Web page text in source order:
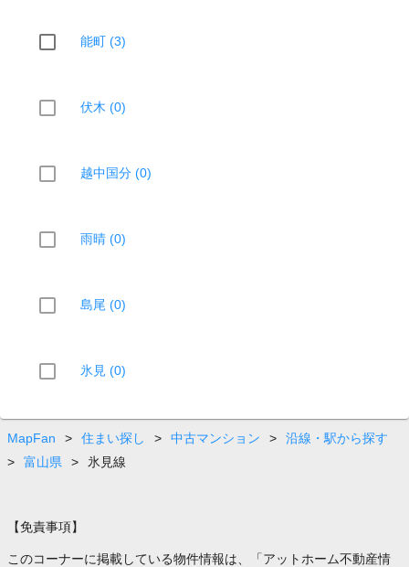
能町 (3)
伏木 (0)
越中国分 (0)
雨晴 (0)
島尾 (0)
氷見 (0)
MapFan > 住まい探し > 中古マンション >
沿線・駅から探す
>
富山県 > 氷見線
【免責事項】
このコーナーに掲載している物件情報は、「アットホーム不動産情